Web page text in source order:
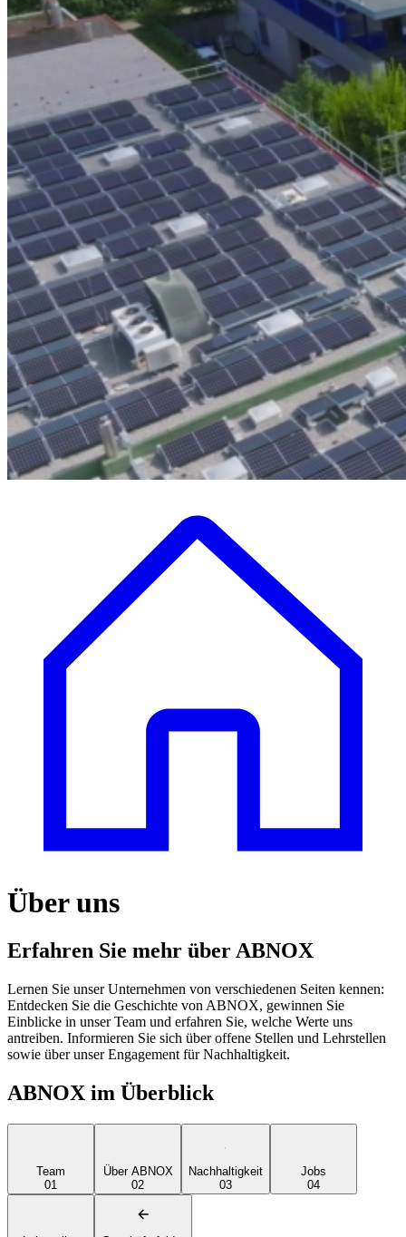
Über uns
Erfahren Sie mehr über ABNOX
Lernen Sie unser Unternehmen von verschiedenen Seiten kennen:
Entdecken Sie die Geschichte von ABNOX, gewinnen Sie
Einblicke in unser Team und erfahren Sie, welche Werte uns
antreiben. Informieren Sie sich über offene Stellen und Lehrstellen
sowie über unser Engagement für Nachhaltigkeit.
ABNOX im Überblick
Team
01
Über ABNOX
02
Nachhaltigkeit
03
Jobs
04